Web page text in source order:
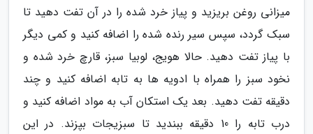
میزانی روغن بریزید و پیاز خرد شده را در آن تفت دهید تا
سبک گردد، سپس سیر رنده شده را اضافه کنید و کمی دیگر
با پیاز تفت دهید. حالا هویج، لوبیا سبز، قارچ خرد شده و
نخود سبز را همراه با ادویه ها به تابه اضافه کنید و چند
دقیقه تفت دهید. بعد یک استکان آب به مواد اضافه کنید و
درب تابه را 10 دقیقه ببندید تا سبزیجات بپزند. در این